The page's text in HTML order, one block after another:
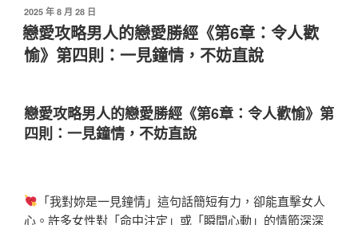
2025 年 8 月 28 日
戀愛攻略男人的戀愛勝經《第6章：令人歡
愉》第四則：一見鐘情，不妨直說
戀愛攻略男人的戀愛勝經《第6章：令人歡愉》第
四則：一見鐘情，不妨直說
「我對妳是一見鐘情」這句話簡短有力，卻能直擊女人
心。許多女性對「命中注定」或「瞬間心動」的情節深深